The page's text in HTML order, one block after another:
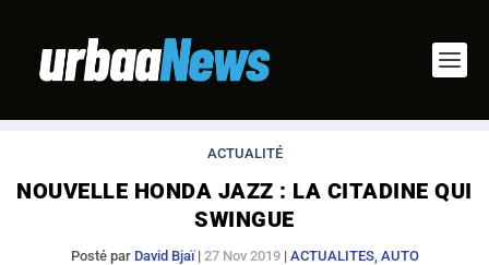
ACTUALITÉ
NOUVELLE HONDA JAZZ : LA CITADINE QUI
SWINGUE
Posté par David Bjaï| 27 Nov 2019| ACTUALITES, AUTO